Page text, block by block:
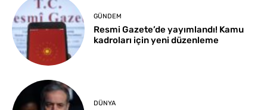
GÜNDEM
Resmi Gazete’de yayımlandı! Kamu
kadroları için yeni düzenleme
DÜNYA